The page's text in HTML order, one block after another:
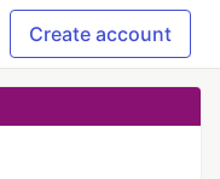
Create account